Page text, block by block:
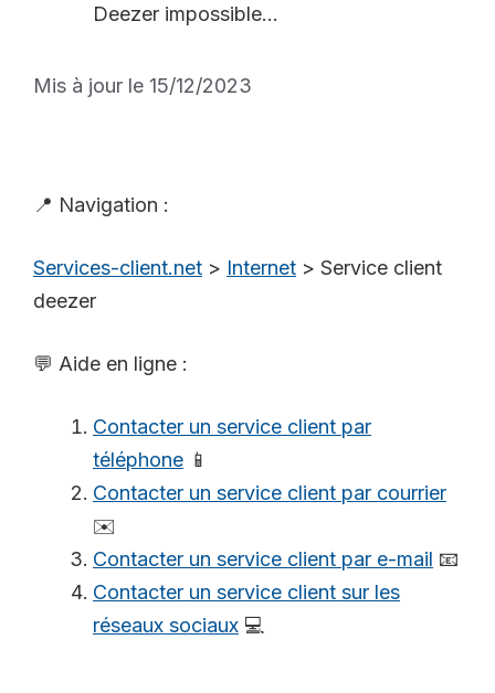
Deezer impossible...
Mis à jour le 15/12/2023
📍 Navigation :
Services-client.net > Internet > Service client
deezer
💬 Aide en ligne :
Contacter un service client par
téléphone 📱
Contacter un service client par courrier
✉️
Contacter un service client par e-mail 📧
Contacter un service client sur les
réseaux sociaux 💻